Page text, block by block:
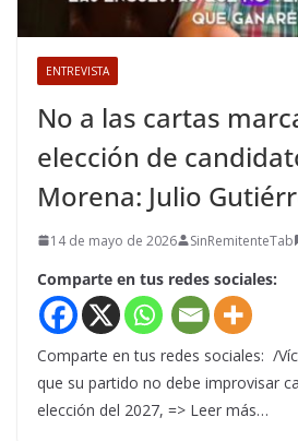
ENTREVISTA
No a las cartas
elección de
Morena: Julio
14 de mayo de 2026 SinRemitenteTab
Comparte en tus redes sociales:
Comparte en tus redes sociales: /
que su partido no debe improvisar
elección del 2027, => Leer más…